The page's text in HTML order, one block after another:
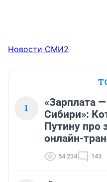
Новости СМИ2
1
«Зарплата
Сибири»:
Путину про
онлайн-
54 234 143